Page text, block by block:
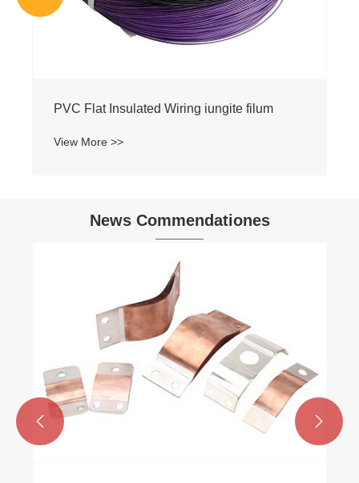
News Commendationes
What Is The Difference between Copper
Braided Tape And Copper Stranded Wire?
View More >>
 